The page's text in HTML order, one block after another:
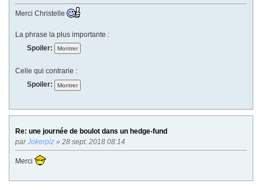
Merci Christelle
La phrase la plus importante :
Spoiler:
Celle qui contrarie :
Spoiler:
Re: une journée de boulot dans un hedge-fund
parJokerplz » 28 sept. 2018 08:14
Merci